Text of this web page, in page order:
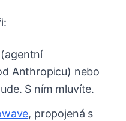
Anthropicu) nebo
S ním mluvíte.
, propojená s